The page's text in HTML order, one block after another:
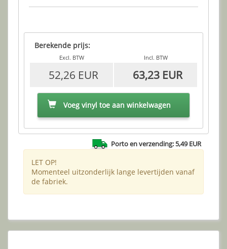
Berekende prijs:
Excl. BTW Incl. BTW
52,26 EUR 63,23 EUR
Voeg vinyl toe aan winkelwagen
Porto en verzending: 5,49 EUR
LET OP!
Momenteel uitzonderlijk lange levertijden vanaf
de fabriek.